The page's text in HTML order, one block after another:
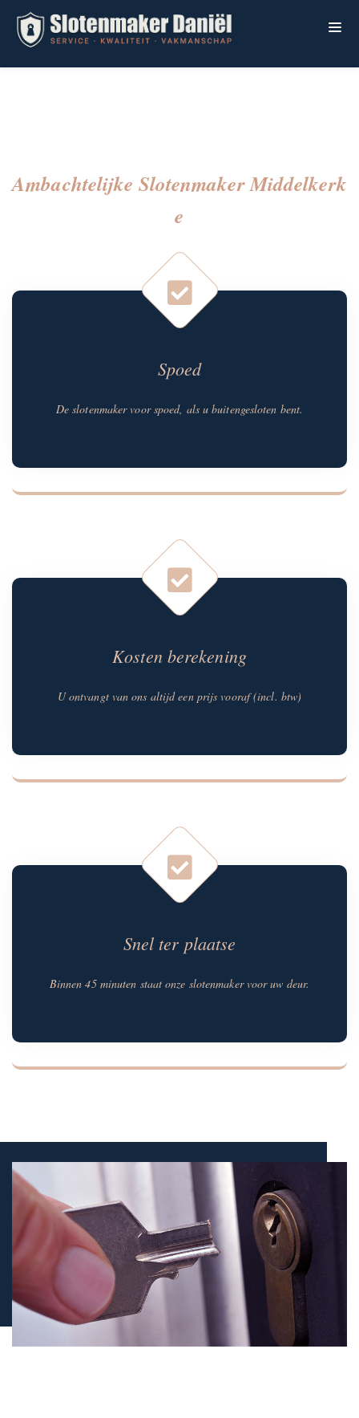
Ambachtelijke Slotenmaker Middelkerk
E
Spoed
De slotenmaker voor spoed, als u buitengesloten bent.
Kosten berekening
U ontvangt van ons altijd een prijs vooraf (incl. btw)
Snel ter plaatse
Binnen 45 minuten staat onze slotenmaker voor uw deur.